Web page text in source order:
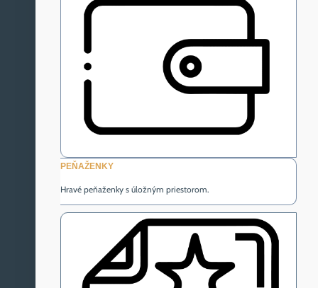
PEŇAŽENKY
Hravé peňaženky s úložným priestorom.